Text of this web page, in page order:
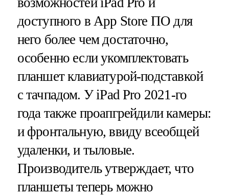
доступного в App Store ПО для
него более чем достаточно,
особенно если укомплектовать
планшет клавиатурой-подставкой
с тачпадом. У iPad Pro 2021-го
года также проапгрейдили камеры:
и фронтальную, ввиду всеобщей
удаленки, и тыловые.
Производитель утверждает, что
планшеты теперь можно